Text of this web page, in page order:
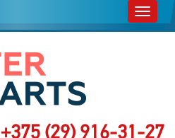
+375 (29) 916-31-27